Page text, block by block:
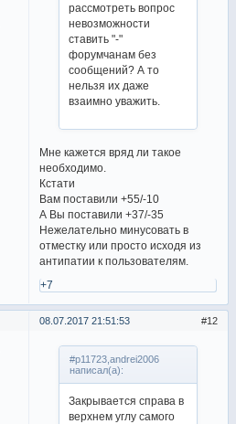
рассмотреть вопрос
невозможности
ставить "-"
форумчанам без
сообщений? А то
нельзя их даже
взаимно уважить.
Мне кажется вряд ли такое
необходимо.
Кстати
Вам поставили +55/-10
А Вы поставили +37/-35
Нежелательно минусовать в
отместку или просто исходя из
антипатии к пользователям.
+7
12
08.07.2017 21:51:53
#p11723,andrei2006
написал(а):
Закрывается справа в
верхнем углу самого